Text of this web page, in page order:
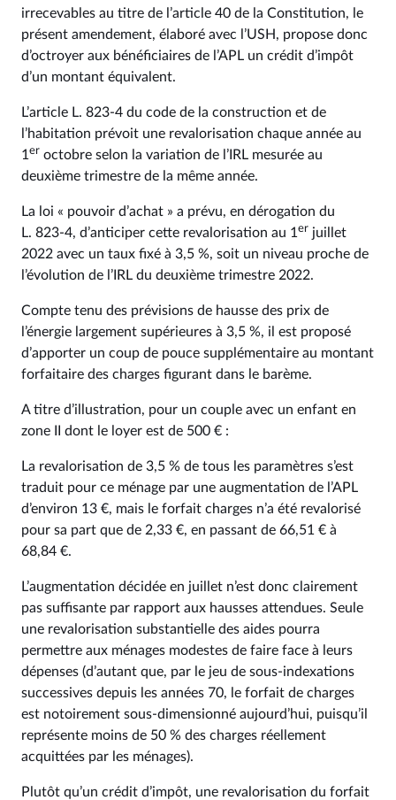
irrecevables au titre de l’article 40 de la Constitution, le
présent amendement, élaboré avec l’USH, propose donc
d’octroyer aux bénéficiaires de l’APL un crédit d’impôt
d’un montant équivalent.
L’article L. 823‑4 du code de la construction et de
l’habitation prévoit une revalorisation chaque année au
1 er octobre selon la variation de l’IRL mesurée au
deuxième trimestre de la même année.
La loi « pouvoir d’achat » a prévu, en dérogation du
L. 823‑4, d’anticiper cette revalorisation au 1 er juillet
2022 avec un taux fixé à 3,5 %, soit un niveau proche de
l’évolution de l’IRL du deuxième trimestre 2022.
Compte tenu des prévisions de hausse des prix de
l’énergie largement supérieures à 3,5 %, il est proposé
d’apporter un coup de pouce supplémentaire au montant
forfaitaire des charges figurant dans le barème.
A titre d’illustration, pour un couple avec un enfant en
zone II dont le loyer est de 500 € :
La revalorisation de 3,5 % de tous les paramètres s’est
traduit pour ce ménage par une augmentation de l’APL
d’environ 13 €, mais le forfait charges n’a été revalorisé
pour sa part que de 2,33 €, en passant de 66,51 € à
68,84 €.
L’augmentation décidée en juillet n’est donc clairement
pas suffisante par rapport aux hausses attendues. Seule
une revalorisation substantielle des aides pourra
permettre aux ménages modestes de faire face à leurs
dépenses (d’autant que, par le jeu de sous-indexations
successives depuis les années 70, le forfait de charges
est notoirement sous-dimensionné aujourd’hui, puisqu’il
représente moins de 50 % des charges réellement
acquittées par les ménages).
Plutôt qu’un crédit d’impôt, une revalorisation du forfait